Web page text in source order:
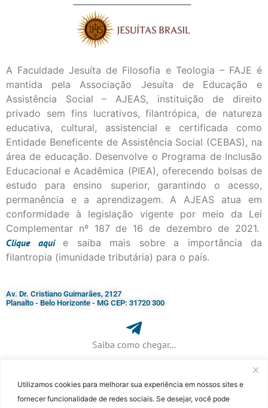
Utilizamos cookies para melhorar sua experiência em nossos sites e
fornecer funcionalidade de redes sociais. Se desejar, você pode
A Faculdade Jesuíta de Filosofia e Teologia – FAJE é
mantida pela Associação Jesuíta de Educação e
Assistência Social – AJEAS, instituição de direito
privado sem fins lucrativos, filantrópica, de natureza
educativa, cultural, assistencial e certificada como
Entidade Beneficente de Assistência Social (CEBAS), na
área de educação. Desenvolve o Programa de Inclusão
Educacional e Acadêmica (PIEA), oferecendo bolsas de
estudo para ensino superior, garantindo o acesso,
permanência e a aprendizagem. A AJEAS atua em
conformidade à legislação vigente por meio da Lei
Complementar nº 187 de 16 de dezembro de 2021.
Cliqueaqui
e saiba mais sobre a importância da
filantropia (imunidade tributária) para o país.
Av. Dr. Cristiano Guimarães, 2127
Planalto - Belo Horizonte - MG CEP: 31720 300
Saiba como chegar...
+ 55 (31) 3115-7000​